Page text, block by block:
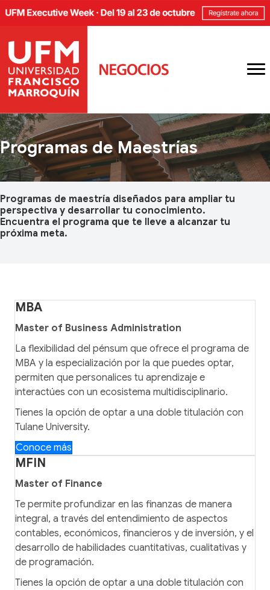
Programas de Maestrías
Programas de maestría diseñados para ampliar tu
perspectiva y desarrollar tu conocimiento.
Encuentra el programa que te lleve a alcanzar tu
próxima meta.
MBA
Master of Business Administration
La flexibilidad del pénsum que ofrece el programa de
MBA y la especialización por la que puedes optar,
permiten que personalices tu aprendizaje e
interactúes con un ecosistema multidisciplinario.
Tienes la opción de optar a una doble titulación con
Tulane University.
Conoce más
MFIN
Master of Finance
Te permite profundizar en las finanzas de manera
integral, a través del entendimiento de aspectos
contables, económicos, financieros y de inversión, y el
desarrollo de habilidades cuantitativas, cualitativas y
de programación.
Tienes la opción de optar a una doble titulación con